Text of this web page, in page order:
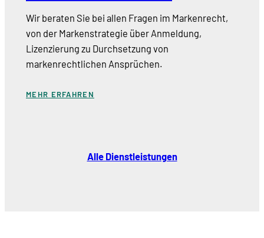
Wir beraten Sie bei allen Fragen im Markenrecht,
von der Markenstrategie über Anmeldung,
Lizenzierung zu Durchsetzung von
markenrechtlichen Ansprüchen.
MEHR ERFAHREN
Alle Dienstleistungen